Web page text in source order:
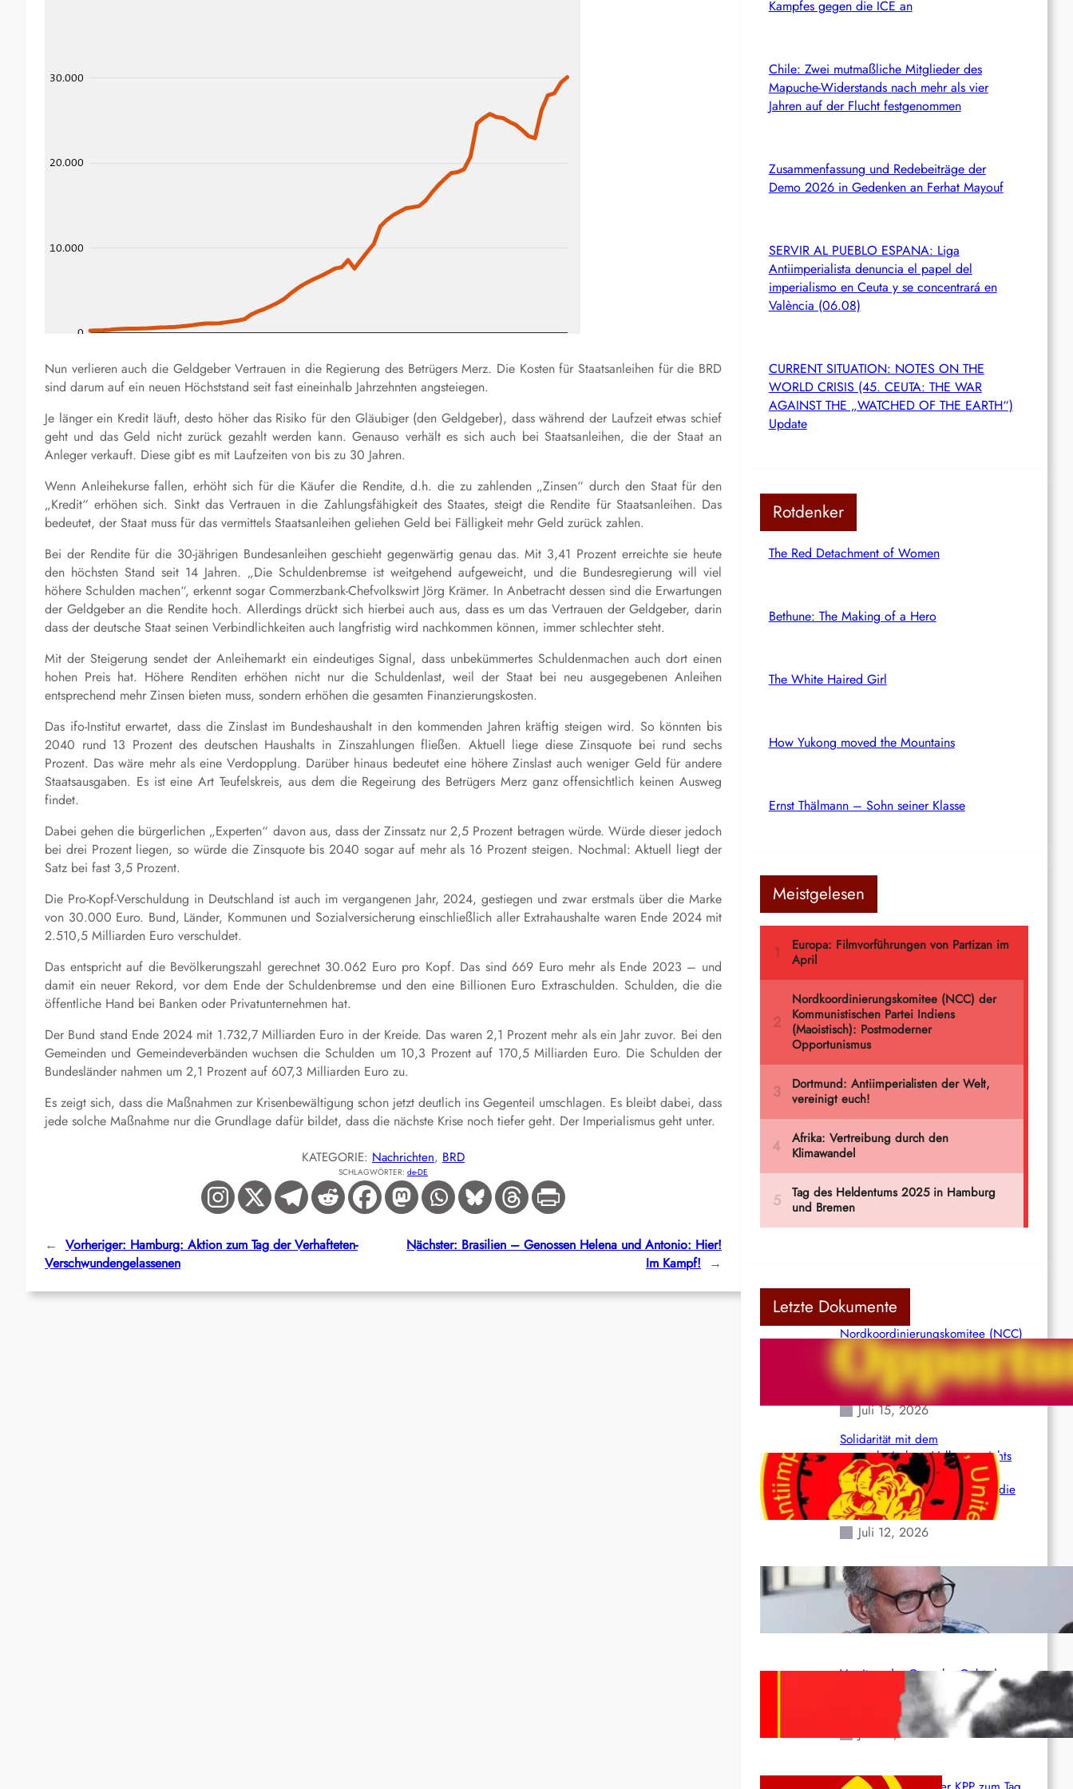
Nun verlieren auch die Geldgeber Vertrauen in die Regierung des Betrügers Merz. Die Kosten für Staatsanleihen für die BRD
sind darum auf ein neuen Höchststand seit fast eineinhalb Jahrzehnten angsteiegen.
Je länger ein Kredit läuft, desto höher das Risiko für den Gläubiger (den Geldgeber), dass während der Laufzeit etwas schief
geht und das Geld nicht zurück gezahlt werden kann. Genauso verhält es sich auch bei Staatsanleihen, die der Staat an
Anleger verkauft. Diese gibt es mit Laufzeiten von bis zu 30 Jahren.
Wenn Anleihekurse fallen, erhöht sich für die Käufer die Rendite, d.h. die zu zahlenden „Zinsen“ durch den Staat für den
„Kredit“ erhöhen sich. Sinkt das Vertrauen in die Zahlungsfähigkeit des Staates, steigt die Rendite für Staatsanleihen. Das
bedeutet, der Staat muss für das vermittels Staatsanleihen geliehen Geld bei Fälligkeit mehr Geld zurück zahlen.
Bei der Rendite für die 30-jährigen Bundesanleihen geschieht gegenwärtig genau das. Mit 3,41 Prozent erreichte sie heute
den höchsten Stand seit 14 Jahren. „Die Schuldenbremse ist weitgehend aufgeweicht, und die Bundesregierung will viel
höhere Schulden machen“, erkennt sogar Commerzbank-Chefvolkswirt Jörg Krämer. In Anbetracht dessen sind die Erwartungen
der Geldgeber an die Rendite hoch. Allerdings drückt sich hierbei auch aus, dass es um das Vertrauen der Geldgeber, darin
dass der deutsche Staat seinen Verbindlichkeiten auch langfristig wird nachkommen können, immer schlechter steht.
Mit der Steigerung sendet der Anleihemarkt ein eindeutiges Signal, dass unbekümmertes Schuldenmachen auch dort einen
hohen Preis hat. Höhere Renditen erhöhen nicht nur die Schuldenlast, weil der Staat bei neu ausgegebenen Anleihen
entsprechend mehr Zinsen bieten muss, sondern erhöhen die gesamten Finanzierungskosten.
Das ifo-Institut erwartet, dass die Zinslast im Bundeshaushalt in den kommenden Jahren kräftig steigen wird. So könnten bis
2040 rund 13 Prozent des deutschen Haushalts in Zinszahlungen fließen. Aktuell liege diese Zinsquote bei rund sechs
Prozent. Das wäre mehr als eine Verdopplung. Darüber hinaus bedeutet eine höhere Zinslast auch weniger Geld für andere
Staatsausgaben. Es ist eine Art Teufelskreis, aus dem die Regeirung des Betrügers Merz ganz offensichtlich keinen Ausweg
findet.
Dabei gehen die bürgerlichen „Experten“ davon aus, dass der Zinssatz nur 2,5 Prozent betragen würde. Würde dieser jedoch
bei drei Prozent liegen, so würde die Zinsquote bis 2040 sogar auf mehr als 16 Prozent steigen. Nochmal: Aktuell liegt der
Satz bei fast 3,5 Prozent.
Die Pro-Kopf-Verschuldung in Deutschland ist auch im vergangenen Jahr, 2024, gestiegen und zwar erstmals über die Marke
von 30.000 Euro. Bund, Länder, Kommunen und Sozialversicherung einschließlich aller Extrahaushalte waren Ende 2024 mit
2.510,5 Milliarden Euro verschuldet.
Das entspricht auf die Bevölkerungszahl gerechnet 30.062 Euro pro Kopf. Das sind 669 Euro mehr als Ende 2023 – und
damit ein neuer Rekord, vor dem Ende der Schuldenbremse und den eine Billionen Euro Extraschulden. Schulden, die die
öffentliche Hand bei Banken oder Privatunternehmen hat.
Der Bund stand Ende 2024 mit 1.732,7 Milliarden Euro in der Kreide. Das waren 2,1 Prozent mehr als ein Jahr zuvor. Bei den
Gemeinden und Gemeindeverbänden wuchsen die Schulden um 10,3 Prozent auf 170,5 Milliarden Euro. Die Schulden der
Bundesländer nahmen um 2,1 Prozent auf 607,3 Milliarden Euro zu.
Es zeigt sich, dass die Maßnahmen zur Krisenbewältigung schon jetzt deutlich ins Gegenteil umschlagen. Es bleibt dabei, dass
jede solche Maßnahme nur die Grundlage dafür bildet, dass die nächste Krise noch tiefer geht. Der Imperialismus geht unter.
KATEGORIE: Nachrichten, BRD
SCHLAGWÖRTER: de-DE
← Vorheriger: Hamburg: Aktion zum Tag der Verhafteten-
Verschwundengelassenen
Nächster: Brasilien – Genossen Helena und Antonio: Hier!
Im Kampf!
→
Kampfes gegen die ICE an
Chile: Zwei mutmaßliche Mitglieder des
Mapuche-Widerstands nach mehr als vier
Jahren auf der Flucht festgenommen
Zusammenfassung und Redebeiträge der
Demo 2026 in Gedenken an Ferhat Mayouf
SERVIR AL PUEBLO ESPANA: Liga
Antiimperialista denuncia el papel del
imperialismo en Ceuta y se concentrará en
València (06.08)
CURRENT SITUATION: NOTES ON THE
WORLD CRISIS (45. CEUTA: THE WAR
AGAINST THE „WATCHED OF THE EARTH“)
Update
Rotdenker
The Red Detachment of Women
Bethune: The Making of a Hero
The White Haired Girl
How Yukong moved the Mountains
Ernst Thälmann – Sohn seiner Klasse
Meistgelesen
Letzte Dokumente
Nordkoordinierungskomitee (NCC)
der Kommunistischen Partei Indiens
(Maoistisch): Postmoderner
Opportunismus
Juli 15, 2026
Solidarität mit dem
venezolanischem Volk angesichts
der verlorenen Leben und der
katastrophalen Situation durch die
Erdbeben des 24. Juni!
Juli 12, 2026
Indien: „Die Politik der
Kapitulation“ von K. Murali (Ajith)
Juli 1, 2026
Vorsitzender Gonzalo: Gebt das
Leben für die Partei und die
Juni 19, 2026